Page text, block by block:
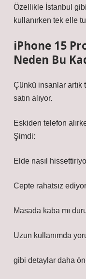
Özellikle İstanbul
kullanırken tek elle
iPhone 15
Neden Bu
Çünkü insanlar
satın alıyor.
Eskiden telefon
Şimdi:
Elde nasıl
Cepte rahatsız
Masada kaba mı
Uzun kullanımda
gibi detaylar daha